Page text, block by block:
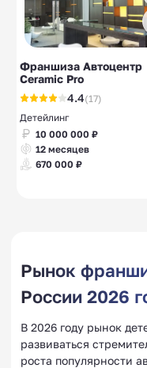
Франшиза Автоцентр
Ceramic Pro
4.4(17)
Детейлинг
10 000 000 ₽
12 месяцев
670 000 ₽
Рынок
России 2026
В 2026 году рынок
развиваться
роста популярности